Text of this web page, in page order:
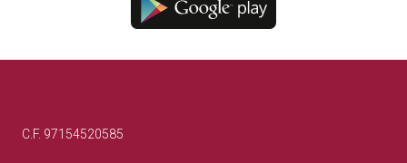
C.F. 97154520585